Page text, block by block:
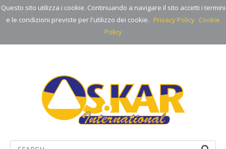
Questo sito utilizza i cookie. Continuando a navigare il sito accetti i termini
e le condizioni previste per l'utilizzo dei cookie. Privacy Policy Cookie
Policy